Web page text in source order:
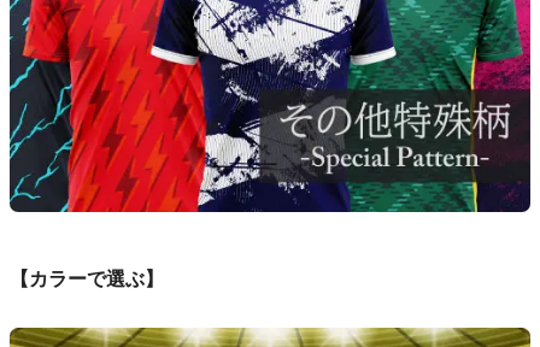
【カラーで選ぶ】